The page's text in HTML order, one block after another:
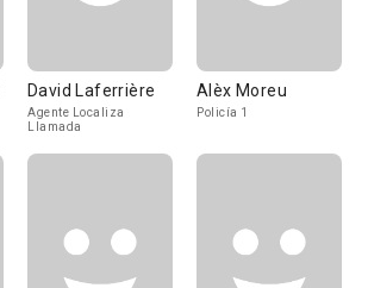
David Laferrière
Agente Localiza
Llamada
Alèx Moreu
Policía 1